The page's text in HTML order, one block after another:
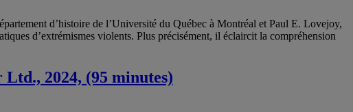
d’histoire de l’Université du Québec à Montréal et Paul E. Lovejoy,
d’extrémismes violents. Plus précisément, il éclaircit la compréhension
2024, (95 minutes)